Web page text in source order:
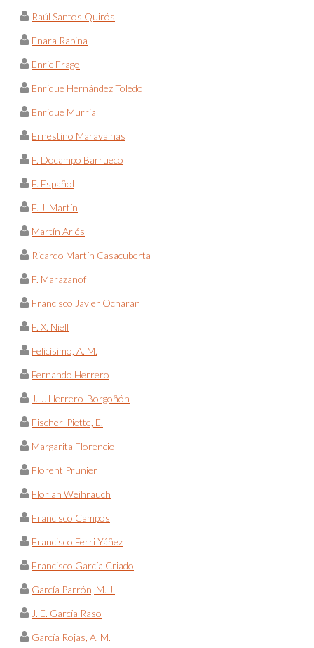
Raúl Santos Quirós
Enara Rabina
Enric Frago
Enrique Hernández Toledo
Enrique Murria
Ernestino Maravalhas
F. Docampo Barrueco
F. Español
F. J. Martín
Martín Arlés
Ricardo Martín Casacuberta
F. Marazanof
Francisco Javier Ocharan
F. X. Niell
Felicísimo, A. M.
Fernando Herrero
J. J. Herrero-Borgoñón
Fischer-Piette, E.
Margarita Florencio
Florent Prunier
Florian Weihrauch
Francisco Campos
Francisco Ferri Yáñez
Francisco García Criado
García Parrón, M. J.
J. E. García Raso
García Rojas, A. M.